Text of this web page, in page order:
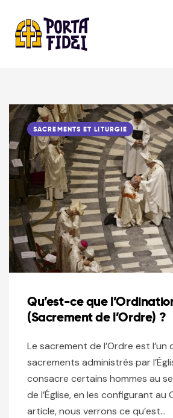
SACREMENTS ET LITURGIE
Qu’est-ce que
(Sacrement de l’Ordre) ?
Le sacrement de l’Ordre est l’un
sacrements administrés par
consacre certains hommes au
de l’Église, en les configurant au
article, nous verrons ce qu’est…